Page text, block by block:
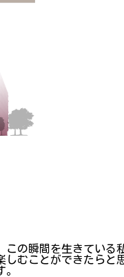
の瞬間を生きてい
むことができたら